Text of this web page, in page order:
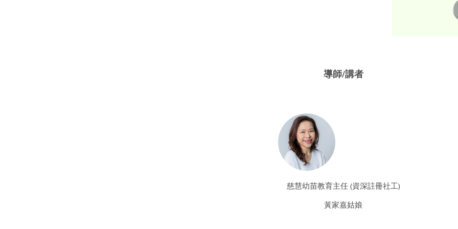
導師/講者
慈慧幼苗教育主任 (資深註冊社工)
黃家嘉姑娘